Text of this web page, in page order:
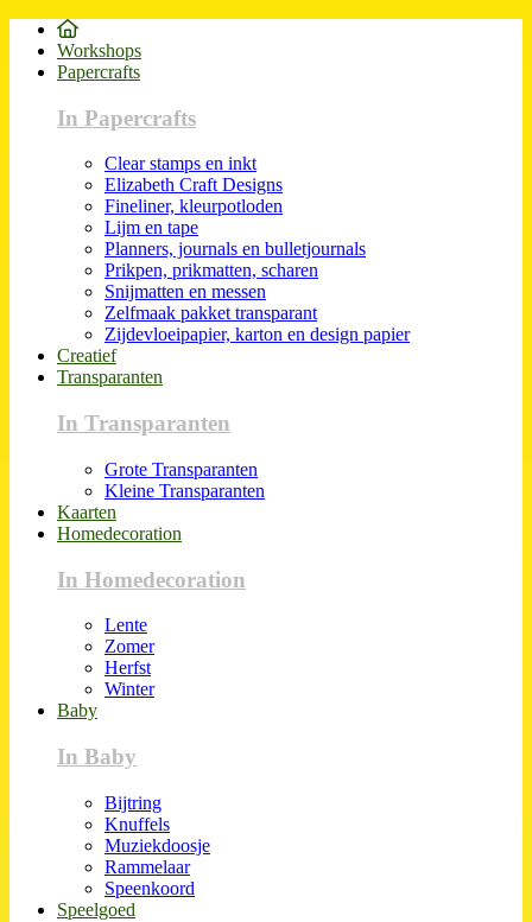
Workshops
Papercrafts
In Papercrafts
Clear stamps en inkt
Elizabeth Craft Designs
Fineliner, kleurpotloden
Lijm en tape
Planners, journals en bulletjournals
Prikpen, prikmatten, scharen
Snijmatten en messen
Zelfmaak pakket transparant
Zijdevloeipapier, karton en design papier
Creatief
Transparanten
In Transparanten
Grote Transparanten
Kleine Transparanten
Kaarten
Homedecoration
In Homedecoration
Lente
Zomer
Herfst
Winter
Baby
In Baby
Bijtring
Knuffels
Muziekdoosje
Rammelaar
Speenkoord
Speelgoed